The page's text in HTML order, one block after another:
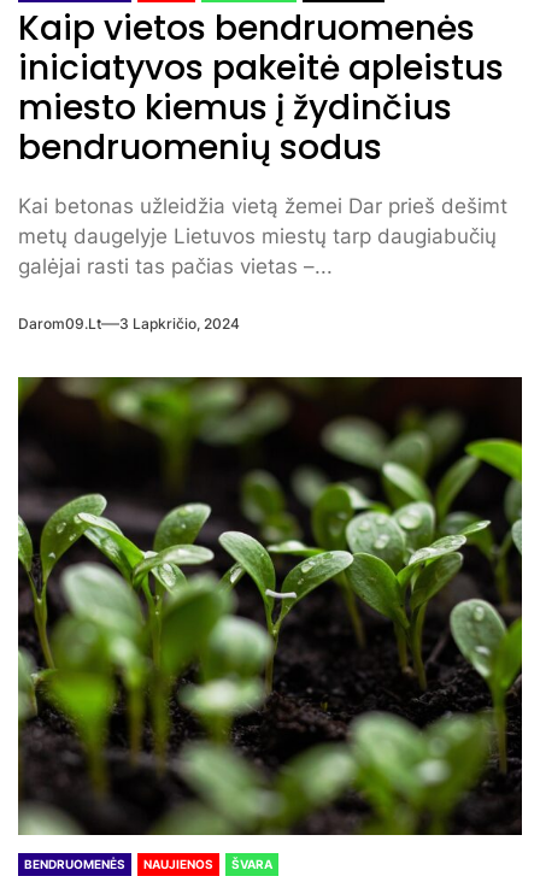
Kaip vietos bendruomenės
iniciatyvos pakeitė apleistus
miesto kiemus į žydinčius
bendruomenių sodus
Kai betonas užleidžia vietą žemei Dar prieš dešimt
metų daugelyje Lietuvos miestų tarp daugiabučių
galėjai rasti tas pačias vietas –...
Darom09.lt 3 Lapkričio, 2024
BENDRUOMENĖS NAUJIENOS ŠVARA